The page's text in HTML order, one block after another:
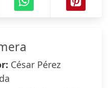
César Pérez